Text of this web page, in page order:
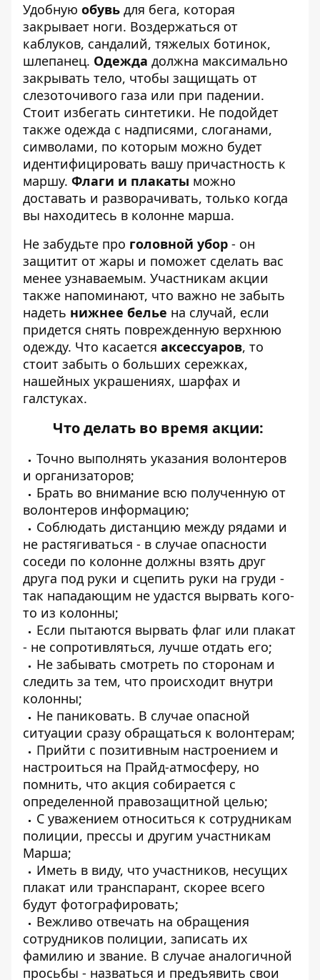
Удобную обувь для бега, которая
закрывает ноги. Воздержаться от
каблуков, сандалий, тяжелых ботинок,
шлепанец. Одежда должна максимально
закрывать тело, чтобы защищать от
слезоточивого газа или при падении.
Стоит избегать синтетики. Не подойдет
также одежда с надписями, слоганами,
символами, по которым можно будет
идентифицировать вашу причастность к
маршу. Флаги и плакаты можно
доставать и разворачивать, только когда
вы находитесь в колонне марша.
Не забудьте про головной убор - он
защитит от жары и поможет сделать вас
менее узнаваемым. Участникам акции
также напоминают, что важно не забыть
надеть нижнее белье на случай, если
придется снять поврежденную верхнюю
одежду. Что касается аксессуаров, то
стоит забыть о больших сережках,
нашейных украшениях, шарфах и
галстуках.
Что делать во время акции:
Точно выполнять указания волонтеров
и организаторов;
Брать во внимание всю полученную от
волонтеров информацию;
Соблюдать дистанцию между рядами и
не растягиваться - в случае опасности
соседи по колонне должны взять друг
друга под руки и сцепить руки на груди -
так нападающим не удастся вырвать кого-
то из колонны;
Если пытаются вырвать флаг или плакат
- не сопротивляться, лучше отдать его;
Не забывать смотреть по сторонам и
следить за тем, что происходит внутри
колонны;
Не паниковать. В случае опасной
ситуации сразу обращаться к волонтерам;
Прийти с позитивным настроением и
настроиться на Прайд-атмосферу, но
помнить, что акция собирается с
определенной правозащитной целью;
С уважением относиться к сотрудникам
полиции, прессы и другим участникам
Марша;
Иметь в виду, что участников, несущих
плакат или транспарант, скорее всего
будут фотографировать;
Вежливо отвечать на обращения
сотрудников полиции, записать их
фамилию и звание. В случае аналогичной
просьбы - назваться и предъявить свои